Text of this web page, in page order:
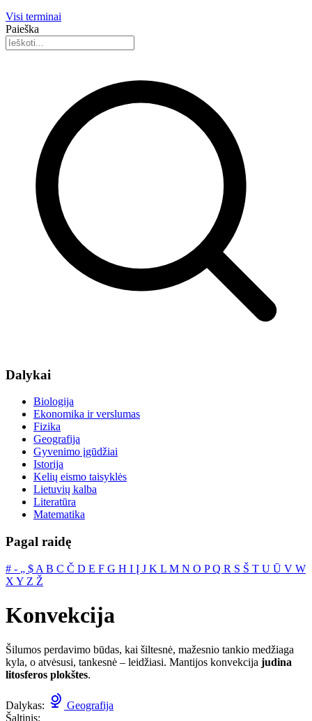
Visi terminai
Paieška
Dalykai
Biologija
Ekonomika ir verslumas
Fizika
Geografija
Gyvenimo įgūdžiai
Istorija
Kelių eismo taisyklės
Lietuvių kalba
Literatūra
Matematika
Pagal raidę
# ‐ „ $ A B C Č D E F G H I Į J K L M N O PQ R S Š T U Ū V W
X Y Z Ž
Konvekcija
Šilumos perdavimo būdas, kai šiltesnė, mažesnio tankio medžiaga
kyla, o atvėsusi, tankesnė – leidžiasi. Mantijos konvekcija judina
litosferos plokštes.
Dalykas:
Geografija
Šaltinis: